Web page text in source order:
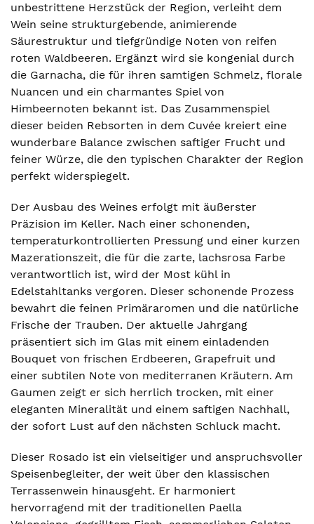
unbestrittene Herzstück der Region, verleiht dem
Wein seine strukturgebende, animierende
Säurestruktur und tiefgründige Noten von reifen
roten Waldbeeren. Ergänzt wird sie kongenial durch
die Garnacha, die für ihren samtigen Schmelz, florale
Nuancen und ein charmantes Spiel von
Himbeernoten bekannt ist. Das Zusammenspiel
dieser beiden Rebsorten in dem Cuvée kreiert eine
wunderbare Balance zwischen saftiger Frucht und
feiner Würze, die den typischen Charakter der Region
perfekt widerspiegelt.
Der Ausbau des Weines erfolgt mit äußerster
Präzision im Keller. Nach einer schonenden,
temperaturkontrollierten Pressung und einer kurzen
Mazerationszeit, die für die zarte, lachsrosa Farbe
verantwortlich ist, wird der Most kühl in
Edelstahltanks vergoren. Dieser schonende Prozess
bewahrt die feinen Primäraromen und die natürliche
Frische der Trauben. Der aktuelle Jahrgang
präsentiert sich im Glas mit einem einladenden
Bouquet von frischen Erdbeeren, Grapefruit und
einer subtilen Note von mediterranen Kräutern. Am
Gaumen zeigt er sich herrlich trocken, mit einer
eleganten Mineralität und einem saftigen Nachhall,
der sofort Lust auf den nächsten Schluck macht.
Dieser Rosado ist ein vielseitiger und anspruchsvoller
Speisenbegleiter, der weit über den klassischen
Terrassenwein hinausgeht. Er harmoniert
hervorragend mit der traditionellen Paella